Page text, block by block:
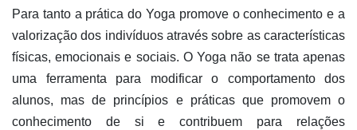
Para tanto a prática do Yoga promove o conhecimento e a
valorização dos indivíduos através sobre as características
físicas, emocionais e sociais. O Yoga não se trata apenas
uma ferramenta para modificar o comportamento dos
alunos, mas de princípios e práticas que promovem o
conhecimento de si e contribuem para relações